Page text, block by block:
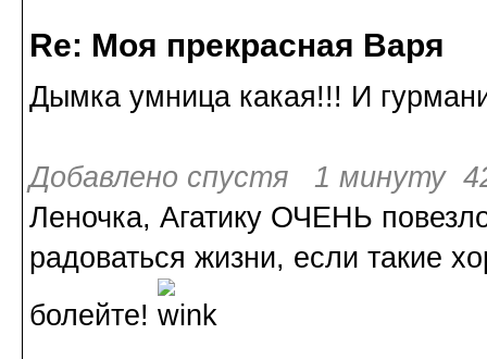
Re: Моя прекрасная Варя
Дымка умница какая!!! И
Добавлено спустя 1 минуту
Леночка, Агатику ОЧЕНЬ
радоваться жизни, если такие
болейте!